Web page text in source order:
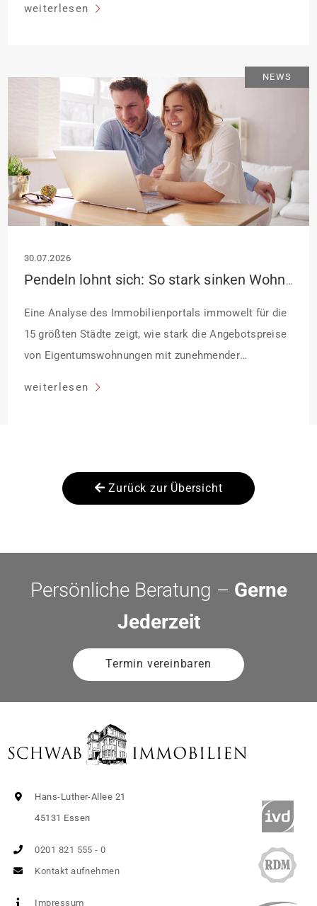
Sanierung in Einzelmaßnahmen […]
weiterlesen
NEWS
30.07.2026
Pendeln lohnt sich: So stark sinken Wohnungspreise im Umland
Eine Analyse des Immobilienportals immowelt für die
15 größten Städte zeigt, wie stark die Angebotspreise
von Eigentumswohnungen mit zunehmender
weiterlesen
Zurück zur Übersicht
Persönliche Beratung – Gerne
Jederzeit
Termin vereinbaren
Hans-Luther-Allee 21
45131 Essen
0201 821 555 - 0
Kontakt aufnehmen
Impressum